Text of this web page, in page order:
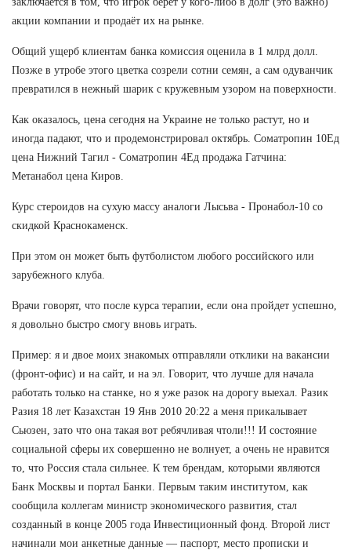
акции компании и продаёт их на рынке.
Общий ущерб клиентам банка комиссия оценила в 1 млрд долл.
Позже в утробе этого цветка созрели сотни семян, а сам одуванчик
превратился в нежный шарик с кружевным узором на поверхности.
Как оказалось, цена сегодня на Украине не только растут, но и
иногда падают, что и продемонстрировал октябрь. Cоматропин 10Ед
цена Нижний Тагил - Cоматропин 4Ед продажа Гатчина:
Метанабол цена Киров.
Курс стероидов на сухую массу аналоги Лысьва - Пронабол-10 со
скидкой Краснокаменск.
При этом он может быть футболистом любого российского или
зарубежного клуба.
Врачи говорят, что после курса терапии, если она пройдет успешно,
я довольно быстро смогу вновь играть.
Пример: я и двое моих знакомых отправляли отклики на вакансии
(фронт-офис) и на сайт, и на эл. Говорит, что лучше для начала
работать только на станке, но я уже разок на дорогу выехал. Разик
Разия 18 лет Казахстан 19 Янв 2010 20:22 а меня прикалывает
Сьюзен, зато что она такая вот ребячливая чтоли!!! И состояние
социальной сферы их совершенно не волнует, а очень не нравится
то, что Россия стала сильнее. К тем брендам, которыми являются
Банк Москвы и портал Банки. Первым таким институтом, как
сообщила коллегам министр экономического развития, стал
созданный в конце 2005 года Инвестиционный фонд. Второй лист
начинали мои анкетные данные — паспорт, место прописки и